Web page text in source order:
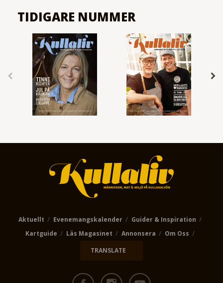
TIDIGARE NUMMER
Aktuellt Evenemangskalender
Guider & Inspiration
Kartguide
Läs Magasinet Annonsera
Om Oss
TRANSLATE